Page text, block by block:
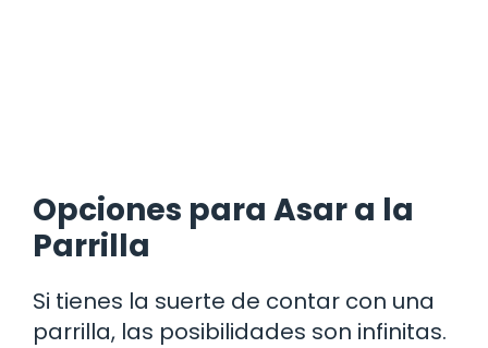
Opciones para Asar a la
Parrilla
Si tienes la suerte de contar con una
parrilla, las posibilidades son infinitas.